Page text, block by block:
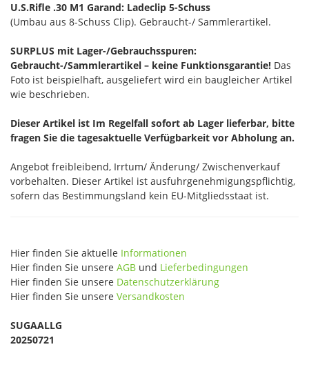
U.S.Rifle .30 M1 Garand: Ladeclip 5-Schuss
(Umbau aus 8-Schuss Clip). Gebraucht-/ Sammlerartikel.
SURPLUS mit Lager-/Gebrauchsspuren:
Gebraucht-/Sammlerartikel – keine Funktionsgarantie! Das
Foto ist beispielhaft, ausgeliefert wird ein baugleicher Artikel
wie beschrieben.
Dieser Artikel ist Im Regelfall sofort ab Lager lieferbar, bitte
fragen Sie die tagesaktuelle Verfügbarkeit vor Abholung an.
Angebot freibleibend, Irrtum/ Änderung/ Zwischenverkauf
vorbehalten. Dieser Artikel ist ausfuhrgenehmigungspflichtig,
sofern das Bestimmungsland kein EU-Mitgliedsstaat ist.
Hier finden Sie aktuelle Informationen
Hier finden Sie unsere AGB und Lieferbedingungen
Hier finden Sie unsere Datenschutzerklärung
Hier finden Sie unsere Versandkosten
SUGAALLG
20250721